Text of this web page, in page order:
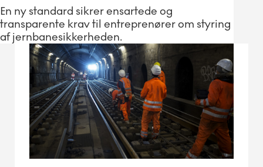
En ny standard sikrer ensartede og
transparente krav til entreprenører om styring
af jernbanesikkerheden.